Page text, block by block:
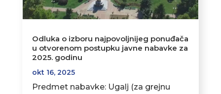
Odluka o izboru najpovoljnijeg ponuđača
u otvorenom postupku javne nabavke za
2025. godinu
okt 16, 2025
Predmet nabavke: Ugalj (za grejnu